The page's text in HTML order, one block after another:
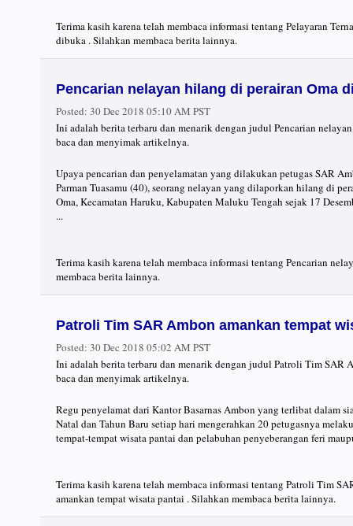
Terima kasih karena telah membaca informasi tentang Pelayaran
dibuka . Silahkan membaca berita lainnya.
Pencarian nelayan hilang di perairan Oma
Posted: 30 Dec 2018 05:10 AM PST
Ini adalah berita terbaru dan menarik dengan judul Pencarian
baca dan menyimak artikelnya.
Upaya pencarian dan penyelamatan yang dilakukan petugas SAR
Parman Tuasamu (40), seorang nelayan yang dilaporkan hilang di
Oma, Kecamatan Haruku, Kabupaten Maluku Tengah sejak 17
...
Terima kasih karena telah membaca informasi tentang Pencarian
membaca berita lainnya.
Patroli Tim SAR Ambon amankan tempat
Posted: 30 Dec 2018 05:02 AM PST
Ini adalah berita terbaru dan menarik dengan judul Patroli Tim SAR
baca dan menyimak artikelnya.
Regu penyelamat dari Kantor Basarnas Ambon yang terlibat dalam
Natal dan Tahun Baru setiap hari mengerahkan 20 petugasnya
tempat-tempat wisata pantai dan pelabuhan penyeberangan feri
Terima kasih karena telah membaca informasi tentang Patroli Tim
amankan tempat wisata pantai . Silahkan membaca berita lainnya.